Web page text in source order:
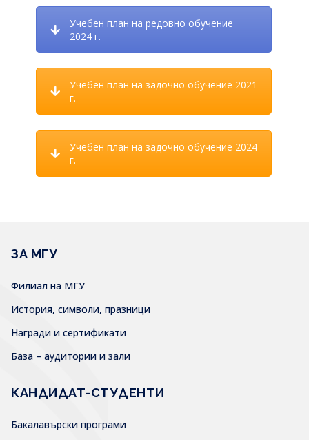
Учебен план на редовно обучение
2024 г.
Учебен план на задочно обучение 2021
г.
Учебен план на задочно обучение 2024
г.
ЗА МГУ
Филиал на МГУ
История, символи, празници
Награди и сертификати
База – аудитории и зали
КАНДИДАТ-СТУДЕНТИ
Бакалавърски програми